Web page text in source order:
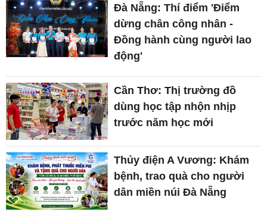
Đà Nẵng: Thí điểm 'Điểm
dừng chân công nhân -
Đồng hành cùng người lao
động'
Cần Thơ: Thị trường đồ
dùng học tập nhộn nhịp
trước năm học mới
Thủy điện A Vương: Khám
bệnh, trao quà cho người
dân miền núi Đà Nẵng